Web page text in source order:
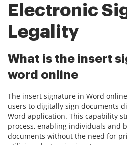
Electronic
Legality
What is the insert
word online
The insert signature in Word
users to digitally sign documents
Word application. This capability
process, enabling individuals and
documents without the need for